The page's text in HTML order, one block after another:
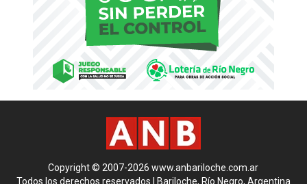
Copyright © 2007-2026 www.anbariloche.com.ar
Todos los derechos reservados | Bariloche, Río Negro, Argentina